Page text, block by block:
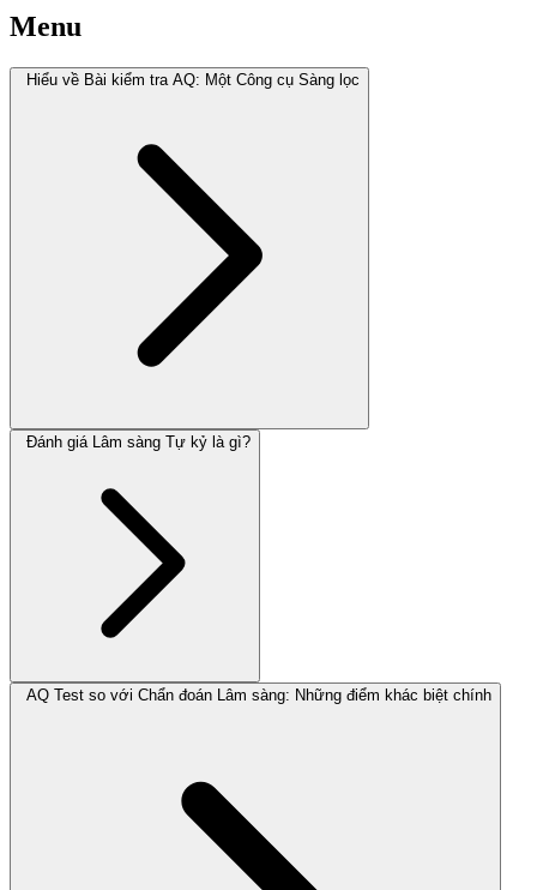
Menu
Hiểu về Bài kiểm tra AQ: Một Công cụ Sàng lọc
Đánh giá Lâm sàng Tự kỷ là gì?
AQ Test so với Chẩn đoán Lâm sàng: Những điểm khác biệt chính